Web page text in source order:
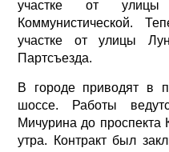
участке от
Коммунистической.
участке от улицы
Партсъезда.
В городе приводят в
шоссе. Работы
Мичурина до
утра. Контракт был